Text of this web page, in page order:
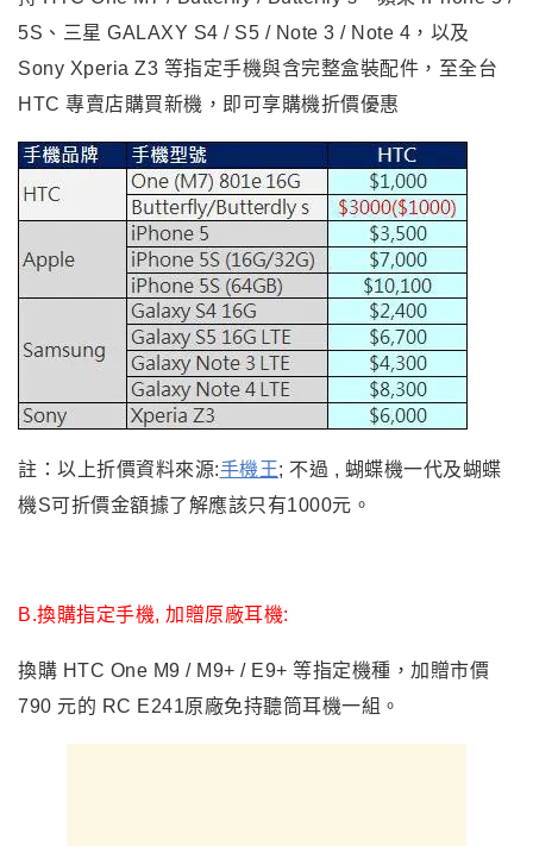
5S、三星 GALAXY S4 / S5 / Note 3 / Note 4，以及
Sony Xperia Z3 等指定手機與含完整盒裝配件，至全台
HTC 專賣店購買新機，即可享購機折價優惠
註： 以上折價資料來源:手機王; 不過 , 蝴蝶機一代及蝴蝶
機S可折價金額據了解應該只有1000元 。
B.換購指定手機, 加贈原廠耳機:
換購 HTC One M9 / M9+ / E9+ 等指定機種，加贈市價
790 元的 RC E241原廠免持聽筒耳機一組。